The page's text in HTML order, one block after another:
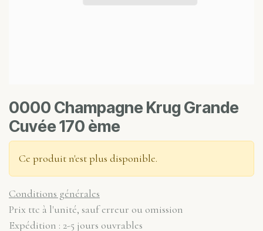
0000 Champagne Krug Grande
Cuvée 170 ème
Ce produit n'est plus disponible.
Conditions générales
Prix ttc à l'unité, sauf erreur ou omission
Expédition : 2-5 jours ouvrables